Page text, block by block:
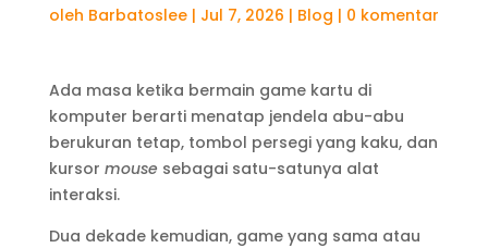
oleh Barbatoslee| Jul 7, 2026 | Blog | 0 komentar
Ada masa ketika bermain game kartu di
komputer berarti menatap jendela abu-abu
berukuran tetap, tombol persegi yang kaku, dan
kursor mouse sebagai satu-satunya alat
interaksi.
Dua dekade kemudian, game yang sama atau